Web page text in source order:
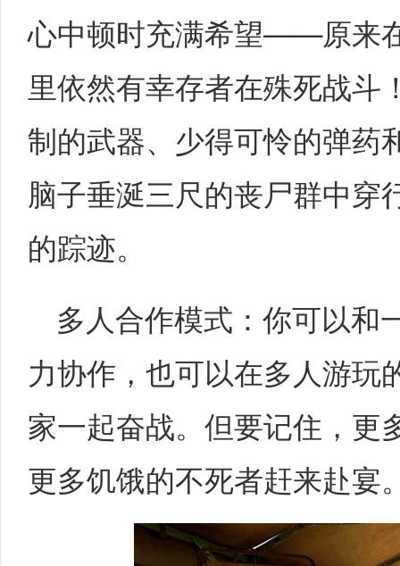
心中顿时充满希望——原来
里依然有幸存者在殊死战斗
制的武器、少得可怜的弹药
脑子垂涎三尺的丧尸群中穿
的踪迹。
多人合作模式：你可以和
力协作，也可以在多人游玩
家一起奋战。但要记住，更
更多饥饿的不死者赶来赴宴